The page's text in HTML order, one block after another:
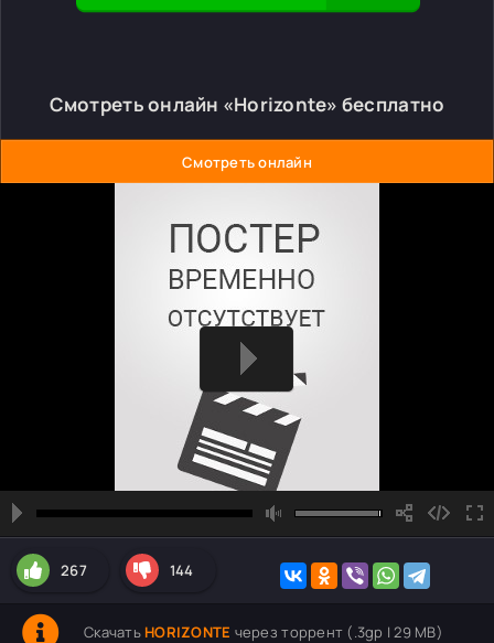
Смотреть онлайн «Horizonte» бесплатно
Смотреть онлайн
267 144
Скачать HORIZONTE через торрент (.3gp | 29 MB)